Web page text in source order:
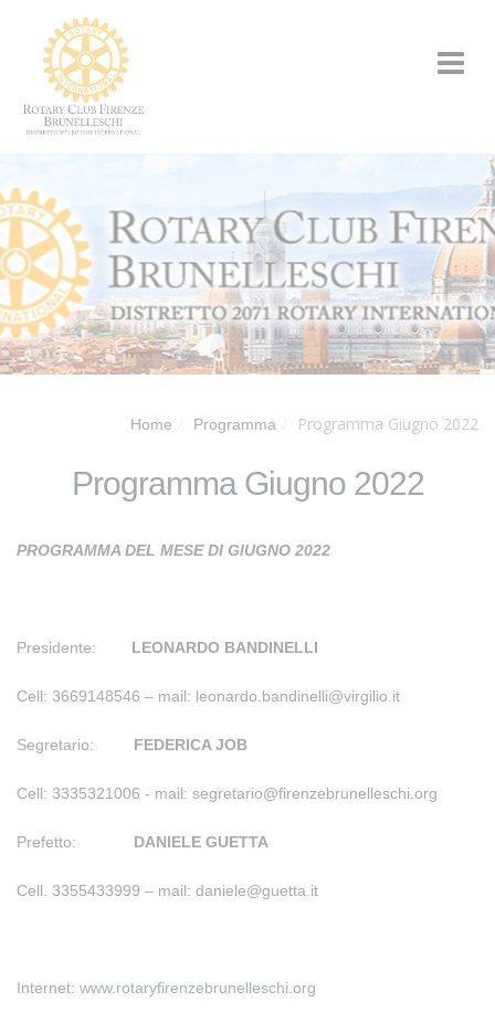
Home Programma Programma Giugno 2022
Programma Giugno 2022
PROGRAMMA DEL MESE DI GIUGNO 2022
Presidente: LEONARDO BANDINELLI
Cell: 3669148546 – mail: leonardo.bandinelli@virgilio.it
Segretario: FEDERICA JOB
Cell: 3335321006 - mail: segretario@firenzebrunelleschi.org
Prefetto: DANIELE GUETTA
Cell. 3355433999 – mail: daniele@guetta.it
Internet: www.rotaryfirenzebrunelleschi.org